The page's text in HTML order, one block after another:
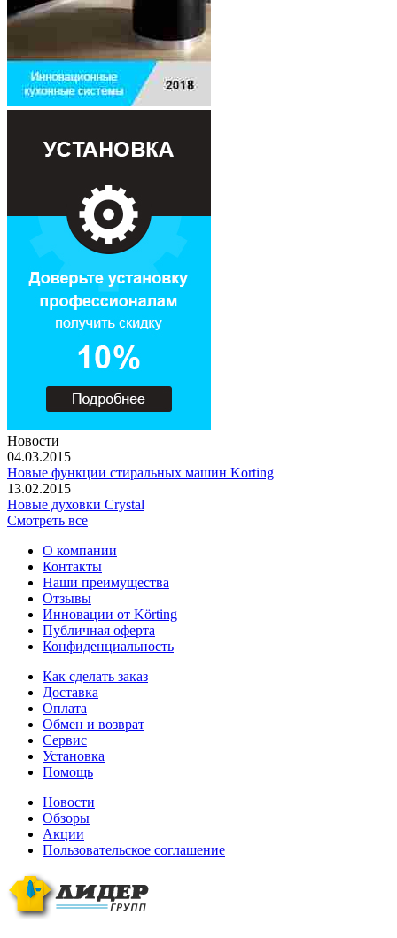
Новости
04.03.2015
Новые функции стиральных машин Korting
13.02.2015
Новые духовки Crystal
Смотреть все
О компании
Контакты
Наши преимущества
Отзывы
Инновации от Körting
Публичная оферта
Конфиденциальность
Как сделать заказ
Доставка
Оплата
Обмен и возврат
Сервис
Установка
Помощь
Новости
Обзоры
Акции
Пользовательское соглашение